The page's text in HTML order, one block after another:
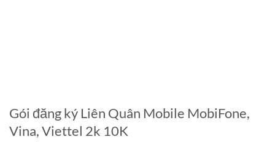
Gói đăng ký Liên Quân Mobile MobiFone,
Vina, Viettel 2k 10K